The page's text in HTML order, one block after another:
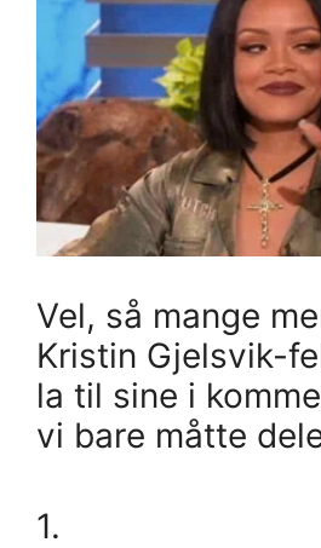
Vel, så mange
Kristin Gjelsvik-
la til sine i
vi bare måtte
1.